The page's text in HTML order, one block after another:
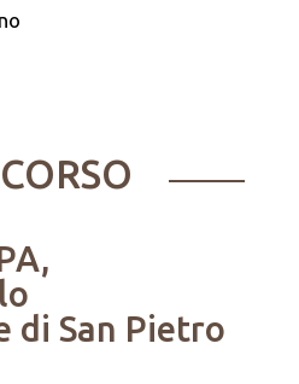
di San Pietro